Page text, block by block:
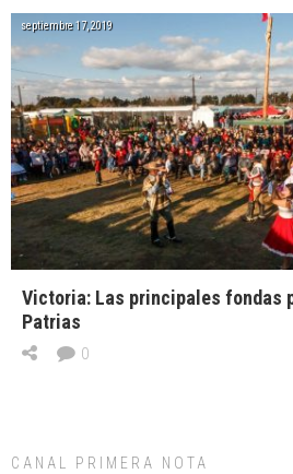
septiembre 17, 2019
Victoria: Las principales fondas
Patrias
0
CANAL PRIMERA NOTA